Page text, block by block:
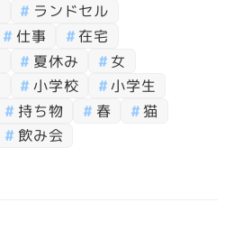
ランドセル
仕事
在宅
夏休み
女
小学校
小学生
持ち物 春
猫
飲み会